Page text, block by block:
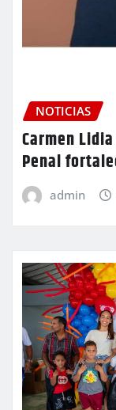
NOTICIAS
Carmen
Penal
admin